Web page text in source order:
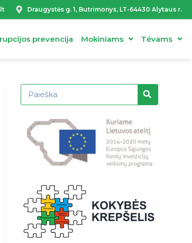
Draugystės g. 1, Butrimonys, LT-64430 Alytaus r.
prevencija Mokiniams Tėvams